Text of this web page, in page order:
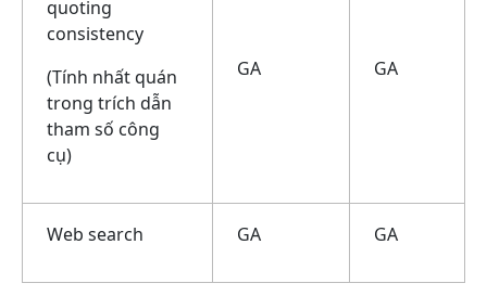
quoting
consistency
(Tính nhất quán
trong trích dẫn
tham số công
cụ)
GA GA
Web search GA GA